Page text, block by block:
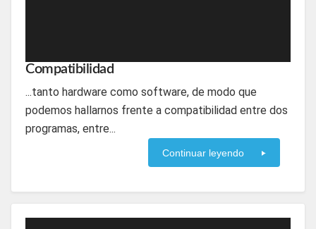
Compatibilidad
...tanto hardware como software, de modo que
podemos hallarnos frente a compatibilidad entre dos
programas, entre...
Continuar leyendo